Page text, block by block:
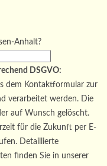
Anhalt?
DSGVO:
dem Kontaktformular zur
verarbeitet werden. Die
auf Wunsch gelöscht.
für die Zukunft per E-
Detaillierte
finden Sie in unserer